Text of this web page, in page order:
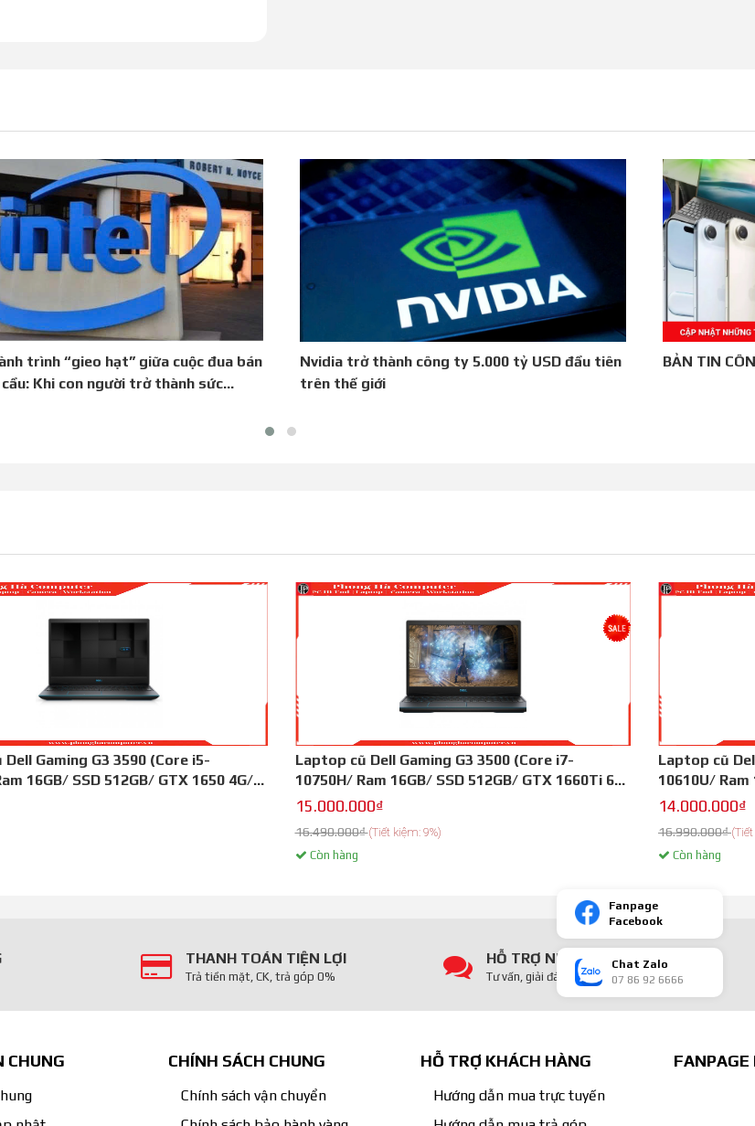
Dell gaming G3 3590 có thiết kế
Chiếc máy có độ hoàn thiện cao,
suốt thân máy. Tổng thể máy khá
chuyển cùng máy.
tựa game hot nhất hiện nay ở cài
và lưu trữ dung lượng dữ liệu
trình “gieo hạt” giữa cuộc đua bán
Khi con người trở thành sức
Nvidia trở thành công ty 5.000 tỷ USD đầu tiên
trên thế giới
BẢN TIN
Gaming G3 3590 (Core i5-
16GB/ SSD 512GB/ GTX 1650 4G/
FHD/ Đen)
Laptop cũ Dell Gaming G3 3500 (Core i7-
10750H/ Ram 16GB/ SSD 512GB/ GTX 1660Ti 6G/
màn hình 15.6 inch FHD IPS/ 144hz/ Đen)
15.000.000₫
16.490.000₫(Tiết kiệm: 9%)
Còn hàng
Laptop cũ
10610U/ Ram
inch FHD
14.000.000₫
16.990.000₫
Còn hàng
THANH TOÁN TIỆN LỢI
Trả tiền mặt, CK, trả góp 0%
HỖ TRỢ NHIỆT TÌNH
Tư vấn, giải đáp mọi thắc mắc
CHUNG CHÍNH SÁCH CHUNG
Chính sách vận chuyển
HỖ TRỢ KHÁCH HÀNG
Hướng dẫn mua trực tuyến
FANPAGE
Fanpage
Facebook
Chat Zalo
07 86 92 6666